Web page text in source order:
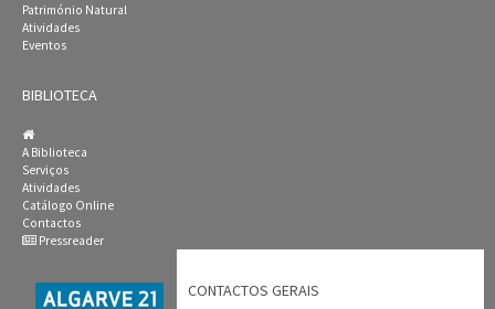
Património Natural
Atividades
Eventos
BIBLIOTECA
A Biblioteca
Serviços
Atividades
Catálogo Online
Contactos
Pressreader
CONTACTOS GERAIS